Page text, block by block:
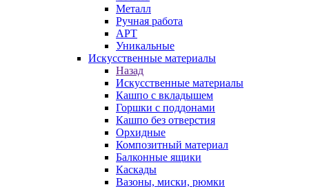
Металл
Ручная работа
АРТ
Уникальные
Искусственные материалы
Назад
Искусственные материалы
Кашпо с вкладышем
Горшки с поддонами
Кашпо без отверстия
Орхидные
Композитный материал
Балконные ящики
Каскады
Вазоны, миски, рюмки